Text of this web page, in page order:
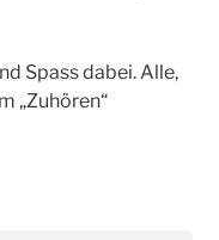
Spass dabei. Alle,
„Zuhören“